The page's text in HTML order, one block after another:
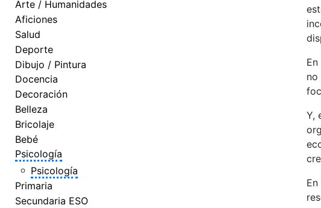
Arte / Humanidades
Aficiones
Salud
Deporte
Dibujo / Pintura
Docencia
Decoración
Belleza
Bricolaje
Bebé
Psicología
Psicología
Primaria
Secundaria ESO
no
Y,